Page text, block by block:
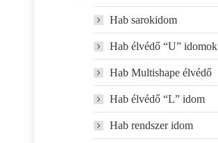
Hab sarokidom
Hab élvédő “U” idomok
Hab Multishape élvédő
Hab élvédő “L” idom
Hab rendszer idom